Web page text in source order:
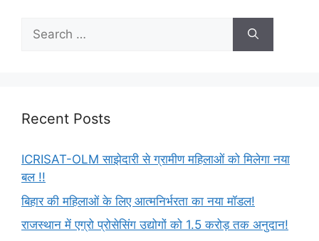
Recent Posts
ICRISAT-OLM साझेदारी से ग्रामीण महिलाओं को मिलेगा नया
बल !!
बिहार की महिलाओं के लिए आत्मनिर्भरता का नया मॉडल!
राजस्थान में एग्रो प्रोसेसिंग उद्योगों को 1.5 करोड़ तक अनुदान!